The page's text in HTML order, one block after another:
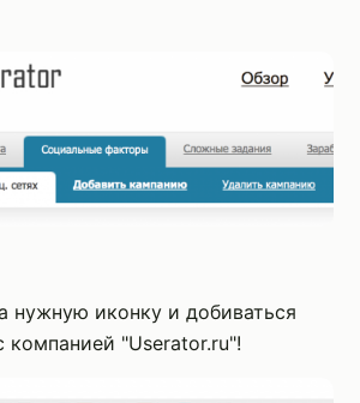
нужную иконку и добиваться
компанией "Userator.ru"!